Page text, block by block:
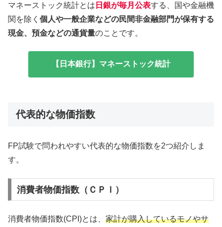
マネーストック統計とは 日銀が毎月公表する、国や金融機
関を除く 個人や一般企業などの民間非金融部門が保有する
現金、預金などの通貨量のことです。
【日本銀行】マネーストック統計
代表的な物価指数
FP試験で問われやすい代表的な物価指数を2つ紹介しま
す。
消費者物価指数（ＣＰＩ）
消費者物価指数(CPI)とは、 家計が購入しているモノやサ